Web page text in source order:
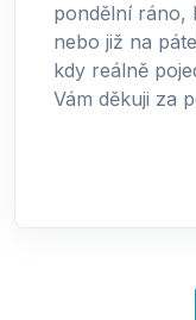
pondělní ráno,
nebo již na
kdy reálně
Vám děkuji za